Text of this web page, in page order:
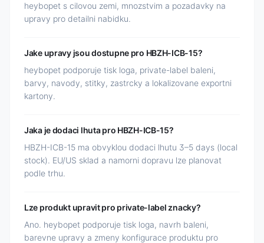
heybopet s cilovou zemi, mnozstvim a pozadavky na
upravy pro detailni nabidku.
Jake upravy jsou dostupne pro HBZH-ICB-15?
heybopet podporuje tisk loga, private-label baleni,
barvy, navody, stitky, zastrcky a lokalizovane exportni
kartony.
Jaka je dodaci lhuta pro HBZH-ICB-15?
HBZH-ICB-15 ma obvyklou dodaci lhutu 3–5 days (local
stock). EU/US sklad a namorni dopravu lze planovat
podle trhu.
Lze produkt upravit pro private-label znacky?
Ano. heybopet podporuje tisk loga, navrh baleni,
barevne upravy a zmeny konfigurace produktu pro